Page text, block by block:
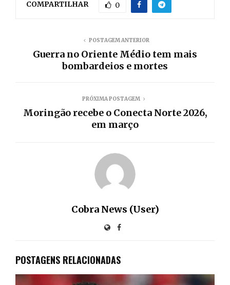
COMPARTILHAR 0
POSTAGEM ANTERIOR
Guerra no Oriente Médio tem mais
bombardeios e mortes
PRÓXIMA POSTAGEM
Moringão recebe o Conecta Norte 2026,
em março
Cobra News (User)
POSTAGENS RELACIONADAS